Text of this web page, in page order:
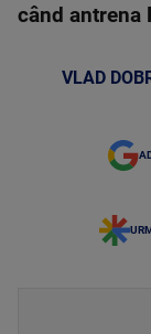
când antrena
VLAD